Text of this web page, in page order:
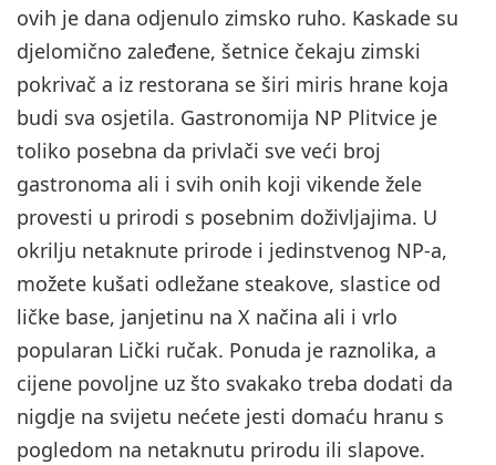
ovih je dana odjenulo zimsko ruho. Kaskade su
djelomično zaleđene, šetnice čekaju zimski
pokrivač a iz restorana se širi miris hrane koja
budi sva osjetila. Gastronomija NP Plitvice je
toliko posebna da privlači sve veći broj
gastronoma ali i svih onih koji vikende žele
provesti u prirodi s posebnim doživljajima. U
okrilju netaknute prirode i jedinstvenog NP-a,
možete kušati odležane steakove, slastice od
ličke base, janjetinu na X načina ali i vrlo
popularan Lički ručak. Ponuda je raznolika, a
cijene povoljne uz što svakako treba dodati da
nigdje na svijetu nećete jesti domaću hranu s
pogledom na netaknutu prirodu ili slapove.